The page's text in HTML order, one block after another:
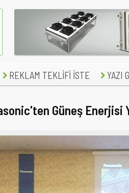
REKLAM TEKLİFİ İSTE YAZI
Güneş Enerjisi